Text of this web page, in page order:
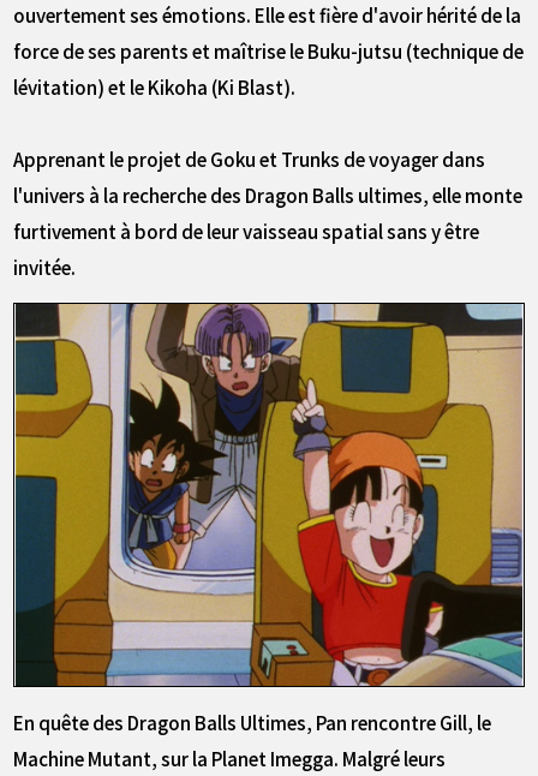
ouvertement ses émotions. Elle est fière d'avoir hérité de la
force de ses parents et maîtrise le Buku-jutsu (technique de
lévitation) et le Kikoha (Ki Blast).
Apprenant le projet de Goku et Trunks de voyager dans
l'univers à la recherche des Dragon Balls ultimes, elle monte
furtivement à bord de leur vaisseau spatial sans y être
invitée.
En quête des Dragon Balls Ultimes, Pan rencontre Gill, le
Machine Mutant, sur la Planet Imegga. Malgré leurs